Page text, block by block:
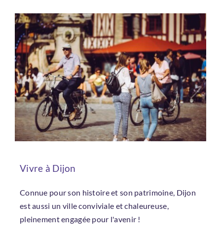
Vivre à Dijon
Connue pour son histoire et son patrimoine, Dijon
est aussi un ville conviviale et chaleureuse,
pleinement engagée pour l'avenir !